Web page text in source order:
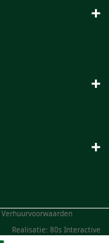
+
+
+
Verhuurvoorwaarden
Realisatie: 80s Interactive